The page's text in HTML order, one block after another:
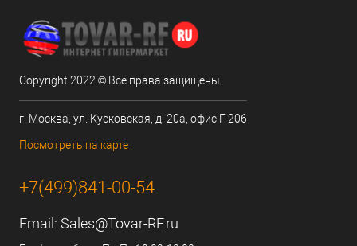
Copyright 2022 © Все права защищены.
г. Москва, ул. Кусковская, д. 20а, офис Г 206
Посмотреть на карте
+7(499)841-00-54
Email: Sales@Tovar-RF.ru